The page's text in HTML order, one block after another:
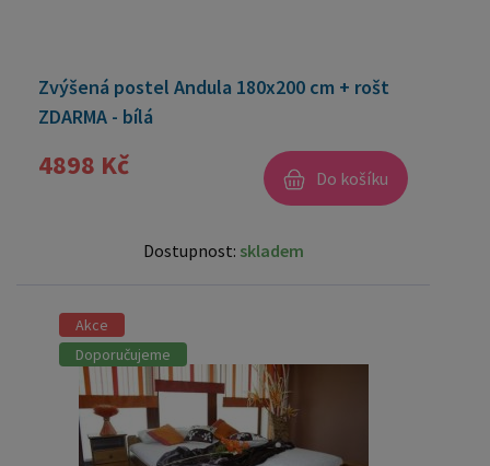
Zvýšená postel Andula 180x200 cm + rošt
ZDARMA - bílá
4898 Kč Do košíku
Dostupnost: skladem
Akce
Doporučujeme